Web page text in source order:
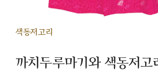
색동저고리
까치두루마기와 색동저고